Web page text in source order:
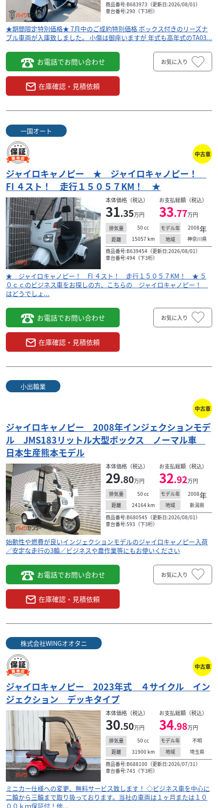
商品番号:B683973（更新日:2026/08/01）
車台番号:290（下3桁）
★期間限定特別価格★ 7月中のご成約特別価格 ボックス付きのリーズナ
ブル車両が入庫致しました。 小傷は御座いますが 年式も高年式のTA03...
お電話でお問い合わせ
在庫確認・見積依頼
お気に入り
一国オート
中古車
ジャイロキャノピー ★ ジャイロキャノピー！
FI ４スト！ 走行１５０５７KM！ ★
本体価格（税込）
31.35万円
お支払総額（税込）
33.77万円
排気量 50 cc モデル年 2008年
距離 15057 km 地域
神奈川県
商品番号:B639454（更新日:2026/08/01）
車台番号:494（下3桁）
★ ジャイロキャノピー！ FI ４スト！ 走行１５０５７KM！ ★ ５
０ｃｃのビジネス車をお探しの方、こちらの ジャイロキャノピー！
はどうでしょ...
お電話でお問い合わせ
在庫確認・見積依頼
お気に入り
小出輪業
中古車
ジャイロキャノピー 2008年インジェクションモデ
ル JMS183リットル大型ボックス ノーマル車
日本生産熊本モデル
本体価格（税込）
29.80万円
お支払総額（税込）
32.92万円
排気量 50 cc モデル年 2008年
距離 24164 km 地域
新潟県
商品番号:B680545（更新日:2026/08/01）
車台番号:593（下3桁）
始動性や燃費が良いインジェクションモデルのジャイロキャノピー入荷
／安定な走行の3輪／ビジネスや農作業等にもお使いください
お電話でお問い合わせ
在庫確認・見積依頼
お気に入り
株式会社WINGオオタニ
中古車
ジャイロキャノピー 2023年式 ４サイクル イン
ジェクション デッキタイプ
本体価格（税込）
30.50万円
お支払総額（税込）
34.98万円
排気量 50 cc モデル年
不明
距離
31900 km 地域
埼玉県
商品番号:B688100（更新日:2026/07/31）
車台番号:743（下3桁）
ミニカー仕様への変更、無料サービス致します！ ◇ビジネス車を中心に
二輪から三輪まで取り扱っております。当社の車両は１ヶ月または１０
００ｋｍ保証付！他...